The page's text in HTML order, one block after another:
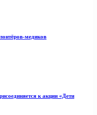
медиков
к акции «Дети